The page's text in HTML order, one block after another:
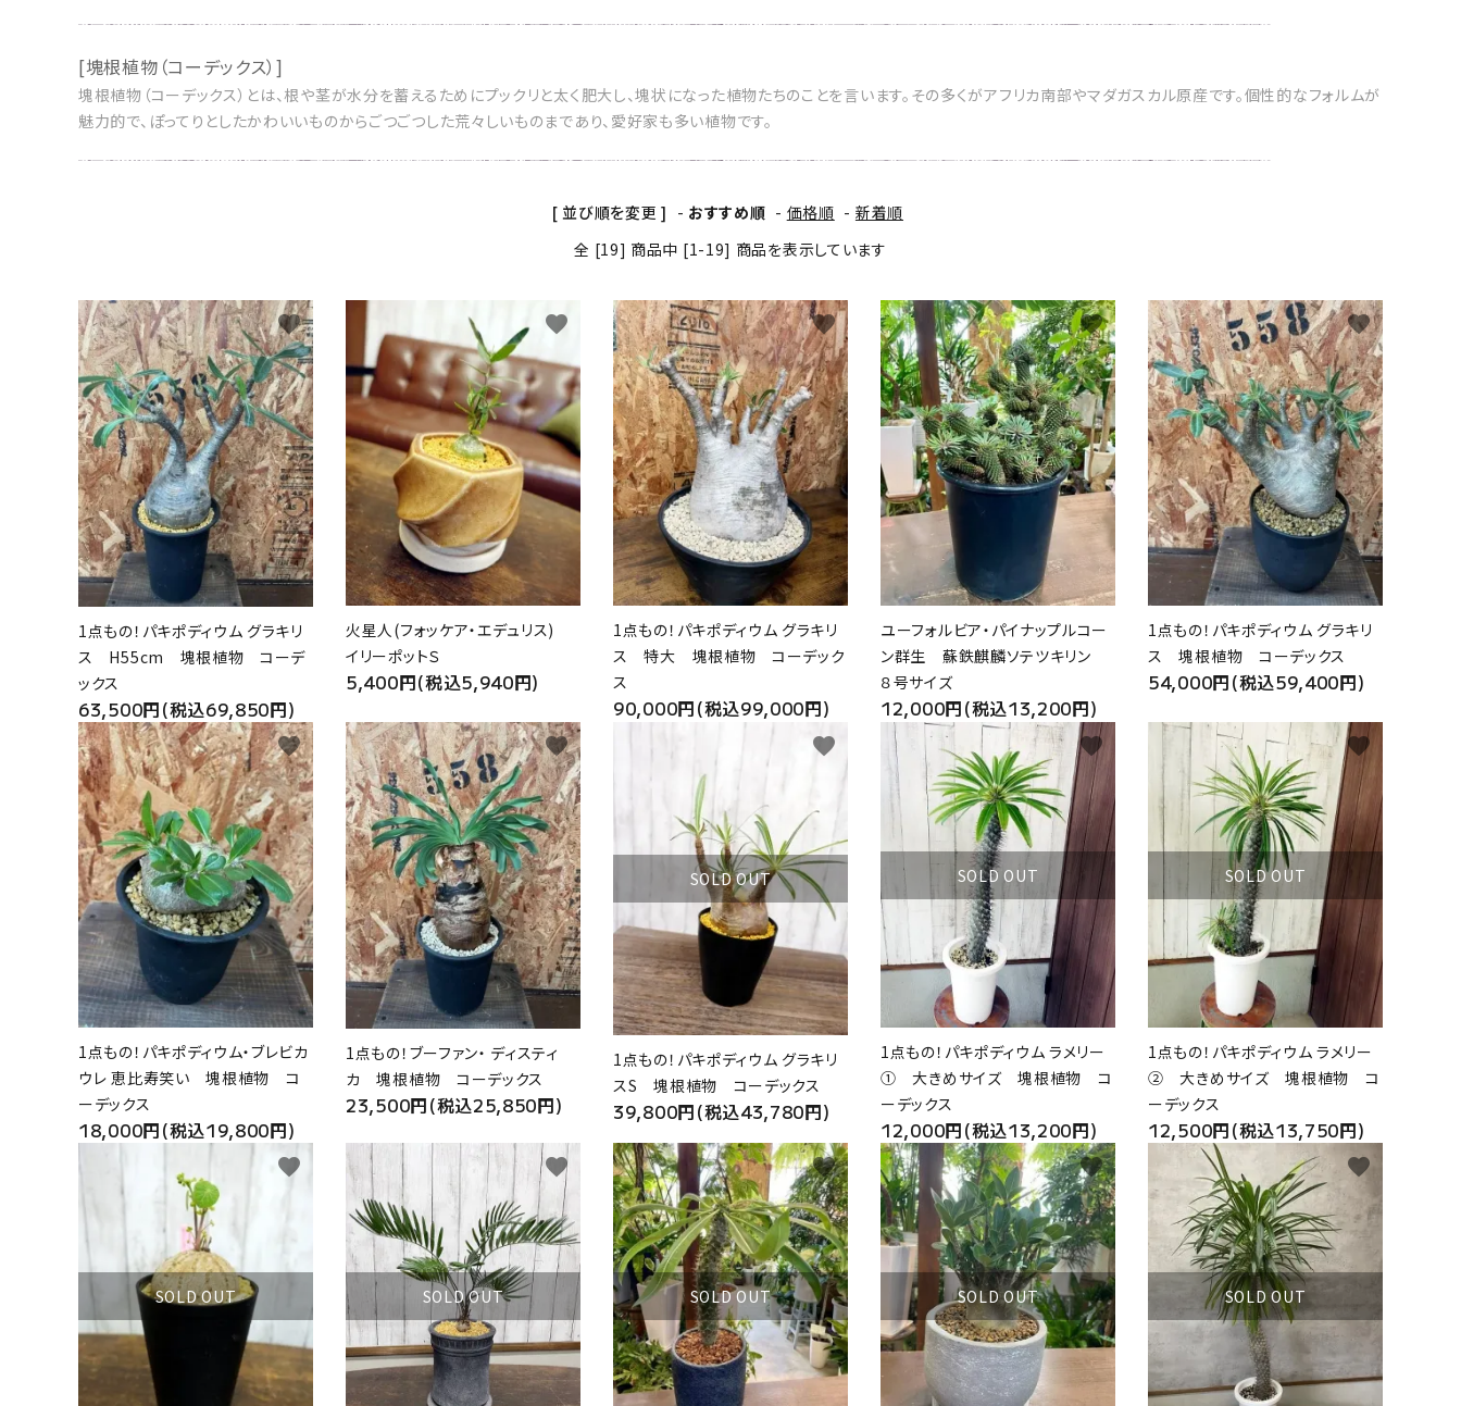
[塊根植物（コーデックス）]
塊根植物（コーデックス）とは、根や茎が水分を蓄えるためにプックリと太く肥大し、塊状になった植物たちのことを言います。その多くがアフリカ南部やマダガスカル原産です。個性的なフォルムが
魅力的で、ぽってりとしたかわいいものからごつごつした荒々しいものまであり、愛好家も多い植物です。
[ 並び順を変更 ] - おすすめ順 - 価格順 - 新着順
全 [19] 商品中 [1-19] 商品を表示しています
1点もの！パキポディウム グラキリ
ス H55cm 塊根植物 コーデ
ックス
63,500円(税込69,850円)
favorite
火星人(フォッケア・エデュリス)
イリーポットＳ
5,400円(税込5,940円)
favorite
1点もの！パキポディウム グラキリ
ス 特大 塊根植物 コーデック
ス
90,000円(税込99,000円)
favorite
ユーフォルビア・パイナップルコー
ン群生 蘇鉄麒麟ソテツキリン
８号サイズ
12,000円(税込13,200円)
favorite
1点もの！パキポディウム グラキリ
ス 塊根植物 コーデックス
54,000円(税込59,400円)
favorite
1点もの！パキポディウム・ブレビカ
ウレ 恵比寿笑い 塊根植物 コ
ーデックス
18,000円(税込19,800円)
favorite
1点もの！ブーファン・ ディスティ
カ 塊根植物 コーデックス
23,500円(税込25,850円)
favorite
SOLD OUT
1点もの！パキポディウム グラキリ
スS 塊根植物 コーデックス
39,800円(税込43,780円)
favorite
SOLD OUT
1点もの！パキポディウム ラメリー
① 大きめサイズ 塊根植物 コ
ーデックス
12,000円(税込13,200円)
favorite
SOLD OUT
1点もの！パキポディウム ラメリー
② 大きめサイズ 塊根植物 コ
ーデックス
12,500円(税込13,750円)
favorite
SOLD OUT
favorite
SOLD OUT
favorite
SOLD OUT
favorite
SOLD OUT
favorite
SOLD OUT
favorite